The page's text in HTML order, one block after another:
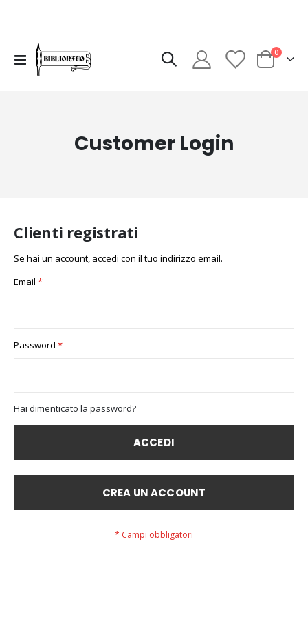
Toggle
Nav
Cart
0elementi
Customer Login
Clienti registrati
Se hai un account, accedi con il tuo indirizzo email.
Email
Password
Hai dimenticato la password?
ACCEDI
CREA UN ACCOUNT